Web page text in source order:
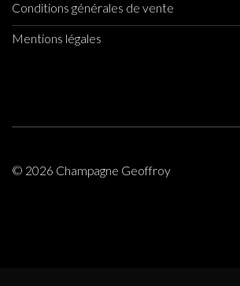
Conditions générales de vente
Mentions légales
© 2026 Champagne Geoffroy